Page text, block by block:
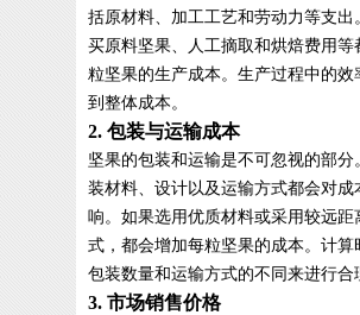
括原材料、加工工艺和劳动力等支出
买原料坚果、人工摘取和烘焙费用等
粒坚果的生产成本。生产过程中的效
到整体成本。
2. 包装与运输成本
坚果的包装和运输是不可忽视的部分
装材料、设计以及运输方式都会对成
响。如果选用优质材料或采用较远距
式，都会增加每粒坚果的成本。计算
包装数量和运输方式的不同来进行合
3. 市场销售价格